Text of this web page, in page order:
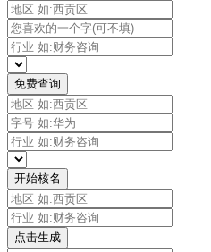
免费查询
开始核名
点击生成